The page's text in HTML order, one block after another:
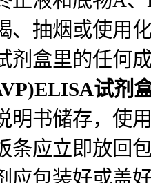
明书储存，使
条应立即放回
应包装好或盖
头以免交叉
容器配置洗涤